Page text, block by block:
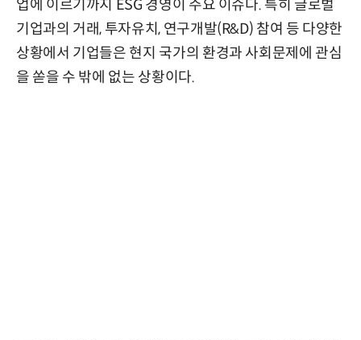
업에 이르기까지 ESG 경영이 주요 이슈다. 특히 글로벌
기업과의 거래, 투자유치, 연구개발(R&D) 참여 등 다양한
상황에서 기업들은 현지 국가의 환경과 사회문제에 관심
을 쏟을 수 밖에 없는 상황이다.